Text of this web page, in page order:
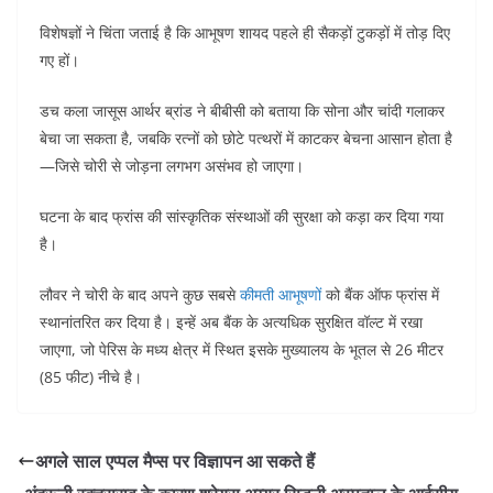
विशेषज्ञों ने चिंता जताई है कि आभूषण शायद पहले ही सैकड़ों टुकड़ों में तोड़ दिए
गए हों।
डच कला जासूस आर्थर ब्रांड ने बीबीसी को बताया कि सोना और चांदी गलाकर
बेचा जा सकता है, जबकि रत्नों को छोटे पत्थरों में काटकर बेचना आसान होता है
—जिसे चोरी से जोड़ना लगभग असंभव हो जाएगा।
घटना के बाद फ्रांस की सांस्कृतिक संस्थाओं की सुरक्षा को कड़ा कर दिया गया
है।
लौवर ने चोरी के बाद अपने कुछ सबसेकीमती आभूषणोंको बैंक ऑफ फ्रांस में
स्थानांतरित कर दिया है। इन्हें अब बैंक के अत्यधिक सुरक्षित वॉल्ट में रखा
जाएगा, जो पेरिस के मध्य क्षेत्र में स्थित इसके मुख्यालय के भूतल से 26 मीटर
(85 फीट) नीचे है।
अगले साल एप्पल मैप्स पर विज्ञापन आ सकते हैं